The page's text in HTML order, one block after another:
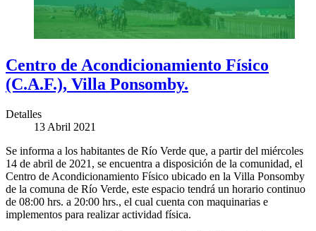
Centro de Acondicionamiento Físico
(C.A.F.), Villa Ponsomby.
Detalles
13 Abril 2021
Se informa a los habitantes de Río Verde que, a partir del miércoles
14 de abril de 2021, se encuentra a disposición de la comunidad, el
Centro de Acondicionamiento Físico ubicado en la Villa Ponsomby
de la comuna de Río Verde, este espacio tendrá un horario continuo
de 08:00 hrs. a 20:00 hrs., el cual cuenta con maquinarias e
implementos para realizar actividad física.